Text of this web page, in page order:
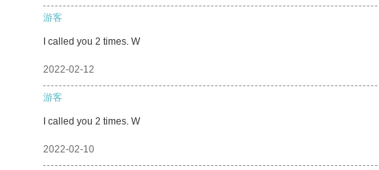
游客
I called you 2 times. W
2022-02-12
游客
I called you 2 times. W
2022-02-10